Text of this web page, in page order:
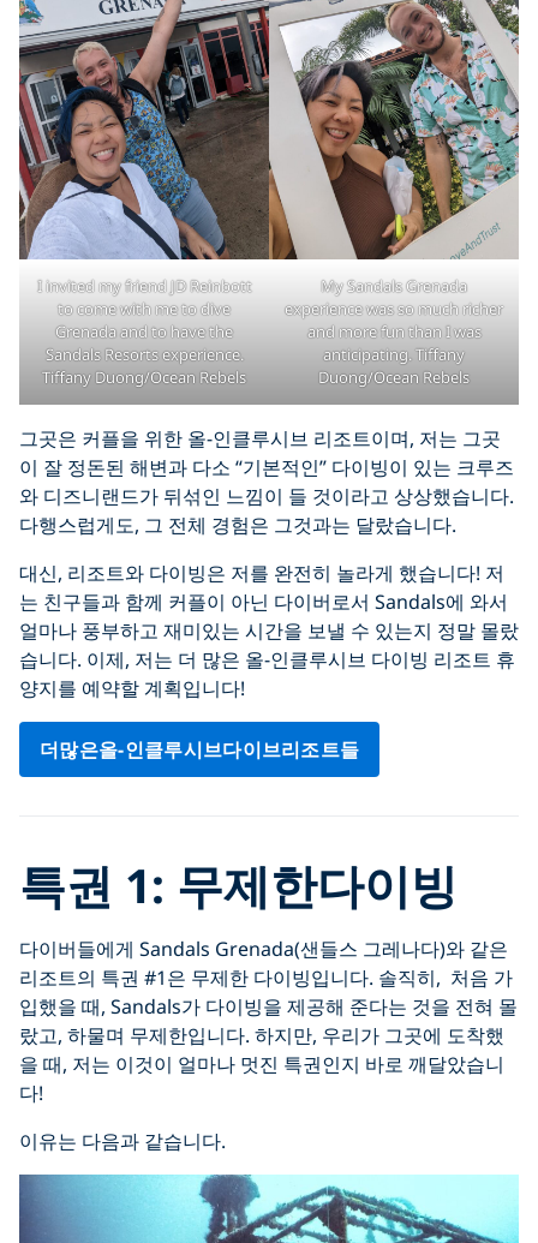
I invited my friend JD Reinbott
to come with me to dive
Grenada and to have the
Sandals Resorts experience.
Tiffany Duong/Ocean Rebels
My Sandals Grenada
experience was so much richer
and more fun than I was
anticipating. Tiffany
Duong/Ocean Rebels
그곳은 커플을 위한 올-인클루시브 리조트이며, 저는 그곳
이 잘 정돈된 해변과 다소 “기본적인” 다이빙이 있는 크루즈
와 디즈니랜드가 뒤섞인 느낌이 들 것이라고 상상했습니다.
다행스럽게도, 그 전체 경험은 그것과는 달랐습니다.
대신, 리조트와 다이빙은 저를 완전히 놀라게 했습니다! 저
는 친구들과 함께 커플이 아닌 다이버로서 Sandals에 와서
얼마나 풍부하고 재미있는 시간을 보낼 수 있는지 정말 몰랐
습니다. 이제, 저는 더 많은 올-인클루시브 다이빙 리조트 휴
양지를 예약할 계획입니다!
더많은올-인클루시브다이브리조트들
특권 1: 무제한다이빙
다이버들에게 Sandals Grenada(샌들스 그레나다)와 같은
리조트의 특권 #1은 무제한 다이빙입니다. 솔직히, 처음 가
입했을 때, Sandals가 다이빙을 제공해 준다는 것을 전혀 몰
랐고, 하물며 무제한입니다. 하지만, 우리가 그곳에 도착했
을 때, 저는 이것이 얼마나 멋진 특권인지 바로 깨달았습니
다!
이유는 다음과 같습니다.